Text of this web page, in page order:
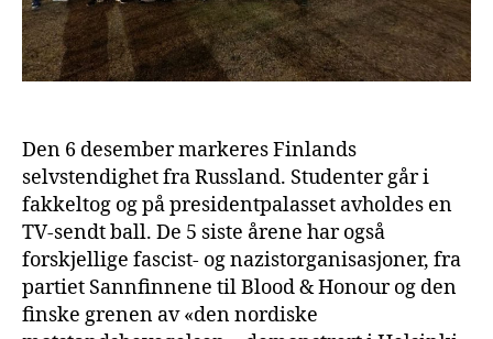
Den 6 desember markeres Finlands
selvstendighet fra Russland. Studenter går i
fakkeltog og på presidentpalasset avholdes en
TV-sendt ball. De 5 siste årene har også
forskjellige fascist- og nazistorganisasjoner, fra
partiet Sannfinnene til Blood & Honour og den
finske grenen av «den nordiske